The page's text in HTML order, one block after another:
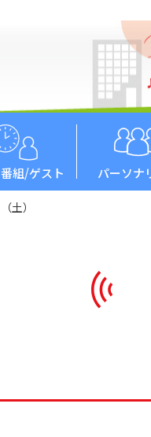
組/ゲスト パーソナ
土）